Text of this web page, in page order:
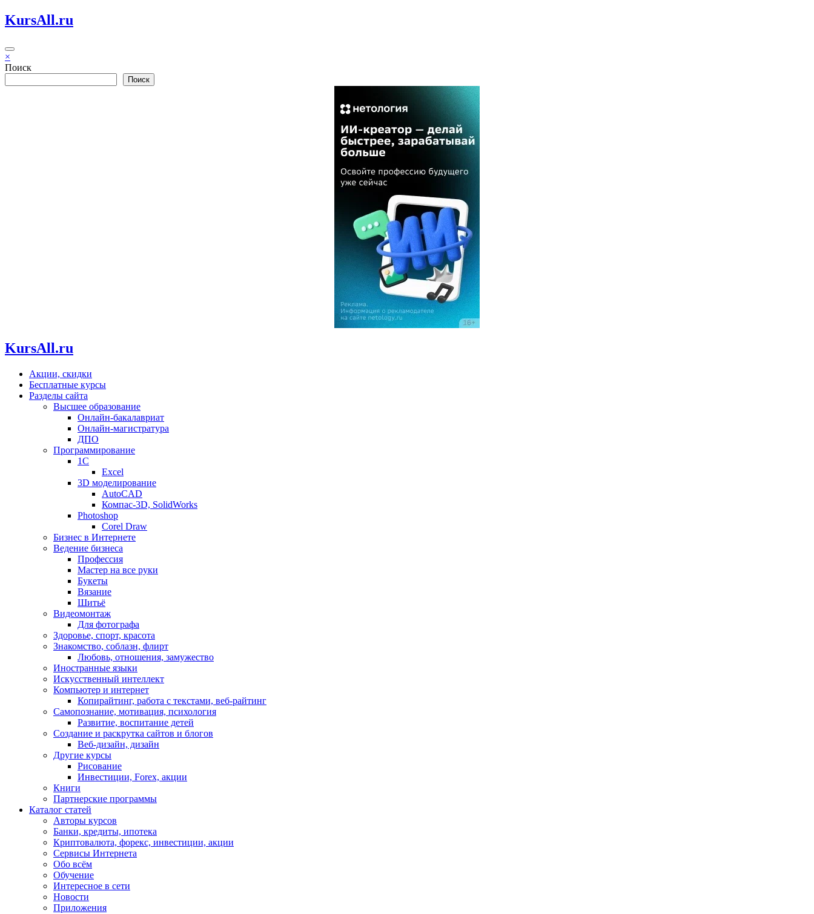
Перейти
к
KursAll.ru
×
Поиск
Поиск
KursAll.ru
Акции, скидки
Бесплатные курсы
Разделы сайта
Высшее образование
Онлайн-бакалавриат
Онлайн-магистратура
ДПО
Программирование
1С
Excel
3D моделирование
AutoCAD
Компас-3D, SolidWorks
Photoshop
Corel Draw
Бизнес в Интернете
Ведение бизнеса
Профессия
Мастер на все руки
Букеты
Вязание
Шитьё
Видеомонтаж
Для фотографа
Здоровье, спорт, красота
Знакомство, соблазн, флирт
Любовь, отношения, замужество
Иностранные языки
Искусственный интеллект
Компьютер и интернет
Копирайтинг, работа с текстами, веб-райтинг
Самопознание, мотивация, психология
Развитие, воспитание детей
Создание и раскрутка сайтов и блогов
Веб-дизайн, дизайн
Другие курсы
Рисование
Инвестиции, Forex, акции
Книги
Партнерские программы
Каталог статей
Авторы курсов
Банки, кредиты, ипотека
Криптовалюта, форекс, инвестиции, акции
Сервисы Интернета
Обо всём
Обучение
Интересное в сети
Новости
Приложения